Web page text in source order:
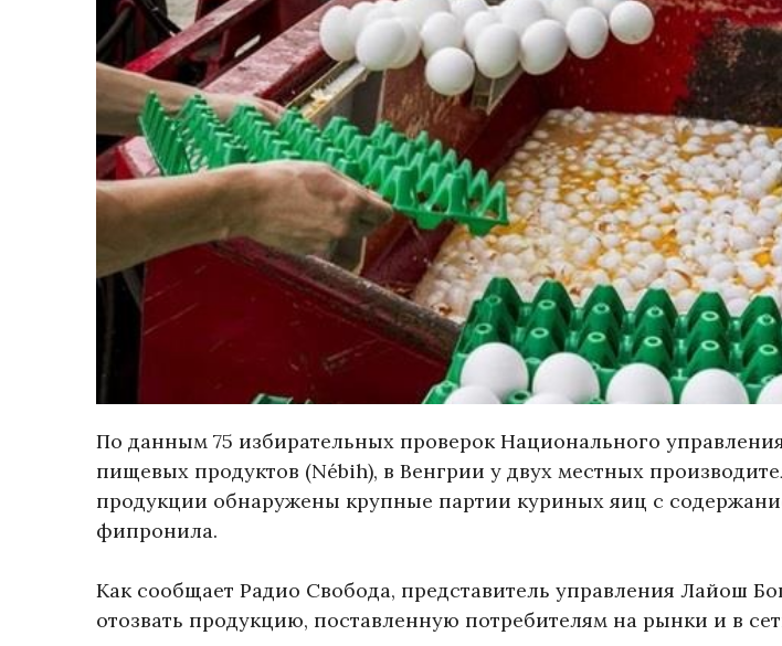
По данным 75 избирательных проверок Национального
пищевых продуктов (Nébih), в Венгрии у двух местных
продукции обнаружены крупные партии куриных яиц с
фипронила.
Как сообщает Радио Свобода, представитель управления Лайош
отозвать продукцию, поставленную потребителям на рынки и в